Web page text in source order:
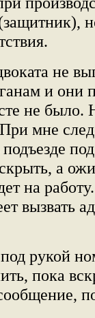
не
и они
не
При мне
а
на
вызвать
рукой
пока